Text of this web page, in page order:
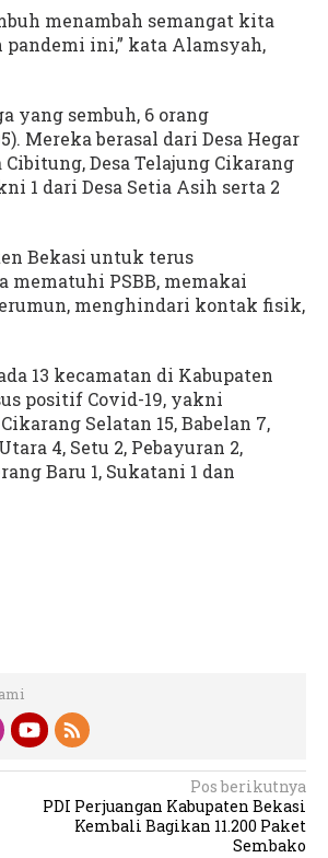
menambah semangat kita
pandemi ini,” kata Alamsyah,
yang sembuh, 6 orang
Mereka berasal dari Desa Hegar
Desa Telajung Cikarang
1 dari Desa Setia Asih serta 2
Bekasi untuk terus
mematuhi PSBB, memakai
menghindari kontak fisik,
13 kecamatan di Kabupaten
positif Covid-19, yakni
Selatan 15, Babelan 7,
4, Setu 2, Pebayuran 2,
Baru 1, Sukatani 1 dan
Pos berikutnya
PDI Perjuangan Kabupaten Bekasi
Kembali Bagikan 11.200 Paket
Sembako